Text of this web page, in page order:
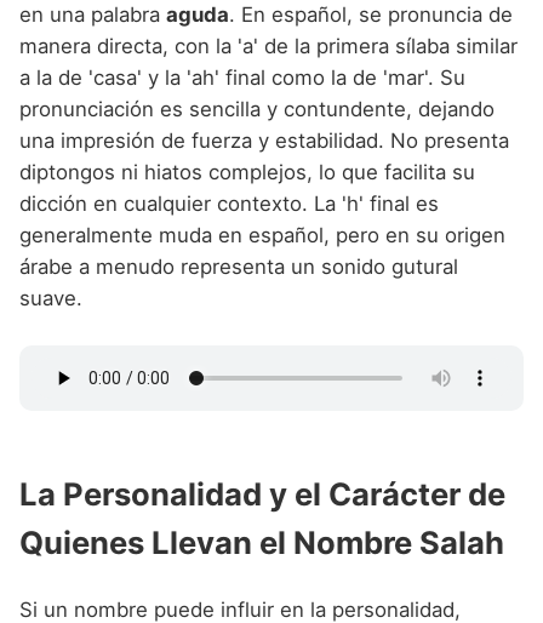
en una palabra aguda. En español, se pronuncia de
manera directa, con la 'a' de la primera sílaba similar
a la de 'casa' y la 'ah' final como la de 'mar'. Su
pronunciación es sencilla y contundente, dejando
una impresión de fuerza y estabilidad. No presenta
diptongos ni hiatos complejos, lo que facilita su
dicción en cualquier contexto. La 'h' final es
generalmente muda en español, pero en su origen
árabe a menudo representa un sonido gutural
suave.
La Personalidad y el Carácter de
Quienes Llevan el Nombre Salah
Si un nombre puede influir en la personalidad,